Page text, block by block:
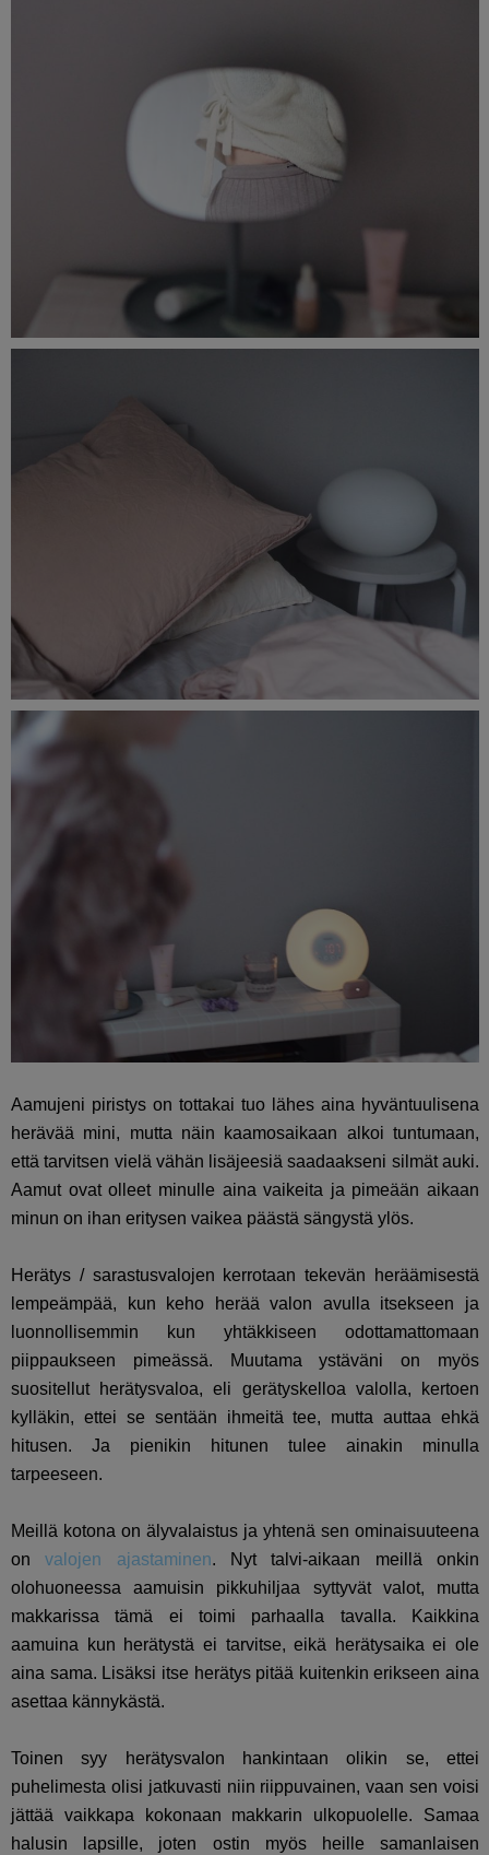
Aamujeni piristys on tottakai tuo lähes aina hyväntuulisena
herävää mini, mutta näin kaamosaikaan alkoi tuntumaan,
että tarvitsen vielä vähän lisäjeesiä saadaakseni silmät auki.
Aamut ovat olleet minulle aina vaikeita ja pimeään aikaan
minun on ihan eritysen vaikea päästä sängystä ylös.
Herätys / sarastusvalojen kerrotaan tekevän heräämisestä
lempeämpää, kun keho herää valon avulla itsekseen ja
luonnollisemmin kun yhtäkkiseen odottamattomaan
piippaukseen pimeässä. Muutama ystäväni on myös
suositellut herätysvaloa, eli gerätyskelloa valolla, kertoen
kylläkin, ettei se sentään ihmeitä tee, mutta auttaa ehkä
hitusen. Ja pienikin hitunen tulee ainakin minulla
tarpeeseen.
Meillä kotona on älyvalaistus ja yhtenä sen ominaisuuteena
onvalojen ajastaminen. Nyt talvi-aikaan meillä onkin
olohuoneessa aamuisin pikkuhiljaa syttyvät valot, mutta
makkarissa tämä ei toimi parhaalla tavalla. Kaikkina
aamuina kun herätystä ei tarvitse, eikä herätysaika ei ole
aina sama. Lisäksi itse herätys pitää kuitenkin erikseen aina
asettaa kännykästä.
Toinen syy herätysvalon hankintaan olikin se, ettei
puhelimesta olisi jatkuvasti niin riippuvainen, vaan sen voisi
jättää vaikkapa kokonaan makkarin ulkopuolelle. Samaa
halusin lapsille, joten ostin myös heille samanlaisen